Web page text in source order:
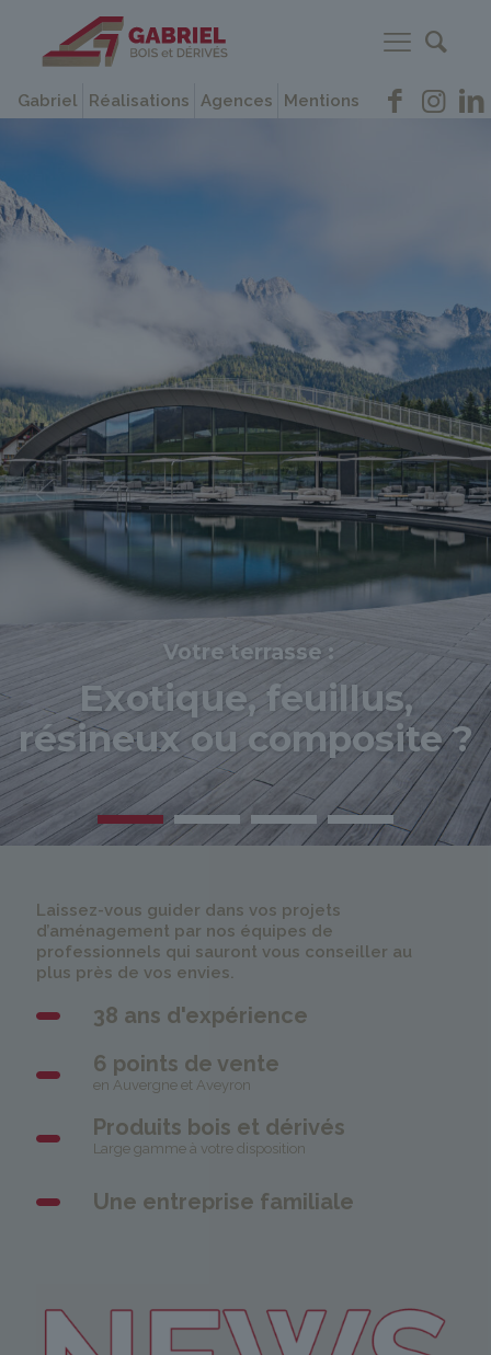
Gabriel Réalisations Agences Mentions
Exotique, feuillus,
résineux ou composite ?
Votre terrasse :
Laissez-vous guider dans vos projets
d’aménagement par nos équipes de
professionnels qui sauront vous conseiller au
plus près de vos envies.
38 ans d'expérience
6 points de vente
en Auvergne et Aveyron
Produits bois et dérivés
Large gamme à votre disposition
Une entreprise familiale